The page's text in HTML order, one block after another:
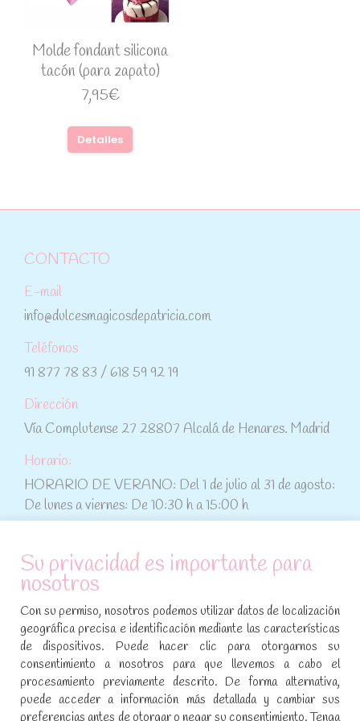
Molde fondant silicona
tacón (para zapato)
7,95€
Detalles
CONTACTO
E-mail
info@dulcesmagicosdepatricia.com
Teléfonos
91 877 78 83 / 618 59 92 19
Dirección
Vía Complutense 27 28807 Alcalá de Henares. Madrid
Horario:
HORARIO DE VERANO: Del 1 de julio al 31 de agosto:
De lunes a viernes: De 10:30 h a 15:00 h
ATENCIÓN AL CLIENTE
Condiciones de compra
Aviso legal y política de privacidad
Política de cookies
SÍGUENOS EN REDES SOCIALES
Su privacidad es importante para
nosotros
Con su permiso, nosotros podemos utilizar datos de localización
geográfica precisa e identificación mediante las características
de dispositivos. Puede hacer clic para otorgarnos su
consentimiento a nosotros para que llevemos a cabo el
procesamiento previamente descrito. De forma alternativa,
puede acceder a información más detallada y cambiar sus
preferencias antes de otorgar o negar su consentimiento. Tenga